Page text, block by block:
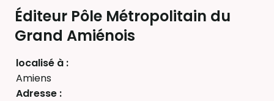
Éditeur Pôle Métropolitain du
Grand Amiénois
localisé à :
Amiens
Adresse :